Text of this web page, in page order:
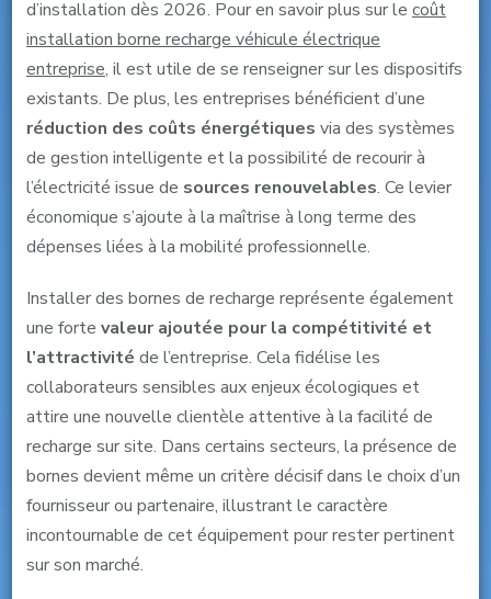
d’installation dès 2026. Pour en savoir plus sur le coût
installation borne recharge véhicule électrique
entreprise, il est utile de se renseigner sur les dispositifs
existants. De plus, les entreprises bénéficient d’une
réduction des coûts énergétiques via des systèmes
de gestion intelligente et la possibilité de recourir à
l’électricité issue de sources renouvelables. Ce levier
économique s’ajoute à la maîtrise à long terme des
dépenses liées à la mobilité professionnelle.
Installer des bornes de recharge représente également
une forte valeur ajoutée pour la compétitivité et
l’attractivité de l’entreprise. Cela fidélise les
collaborateurs sensibles aux enjeux écologiques et
attire une nouvelle clientèle attentive à la facilité de
recharge sur site. Dans certains secteurs, la présence de
bornes devient même un critère décisif dans le choix d’un
fournisseur ou partenaire, illustrant le caractère
incontournable de cet équipement pour rester pertinent
sur son marché.